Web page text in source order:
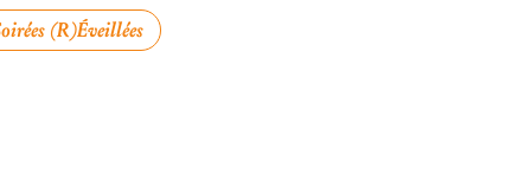
(R)éveillées